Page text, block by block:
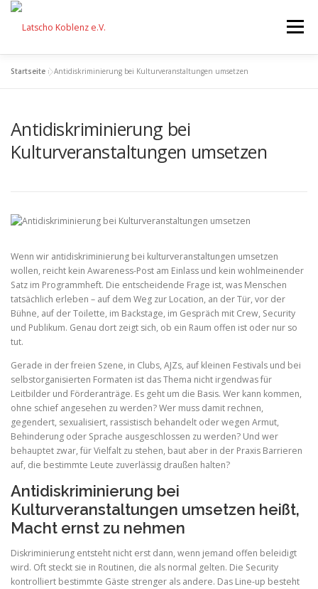
Zum
springen
Menü
VERANSTALTUNGEN AKTIONEN
Startseite »Antidiskriminierung bei Kulturveranstaltungen umsetzen
Antidiskriminierung bei
Kulturveranstaltungen umsetzen
Wenn wir antidiskriminierung bei kulturveranstaltungen umsetzen
wollen, reicht kein Awareness-Post am Einlass und kein wohlmeinender
Satz im Programmheft. Die entscheidende Frage ist, was Menschen
tatsächlich erleben – auf dem Weg zur Location, an der Tür, vor der
Bühne, auf der Toilette, im Backstage, im Gespräch mit Crew, Security
und Publikum. Genau dort zeigt sich, ob ein Raum offen ist oder nur so
tut.
Gerade in der freien Szene, in Clubs, AJZs, auf kleinen Festivals und bei
selbstorganisierten Formaten ist das Thema nicht irgendwas für
Leitbilder und Förderanträge. Es geht um die Basis. Wer kann kommen,
ohne schief angesehen zu werden? Wer muss damit rechnen,
gegendert, sexualisiert, rassistisch behandelt oder wegen Armut,
Behinderung oder Sprache ausgeschlossen zu werden? Und wer
behauptet zwar, für Vielfalt zu stehen, baut aber in der Praxis Barrieren
auf, die bestimmte Leute zuverlässig draußen halten?
Antidiskriminierung bei
Kulturveranstaltungen umsetzen heißt,
Macht ernst zu nehmen
Diskriminierung entsteht nicht erst dann, wenn jemand offen beleidigt
wird. Oft steckt sie in Routinen, die als normal gelten. Die Security
kontrolliert bestimmte Gäste strenger als andere. Das Line-up besteht